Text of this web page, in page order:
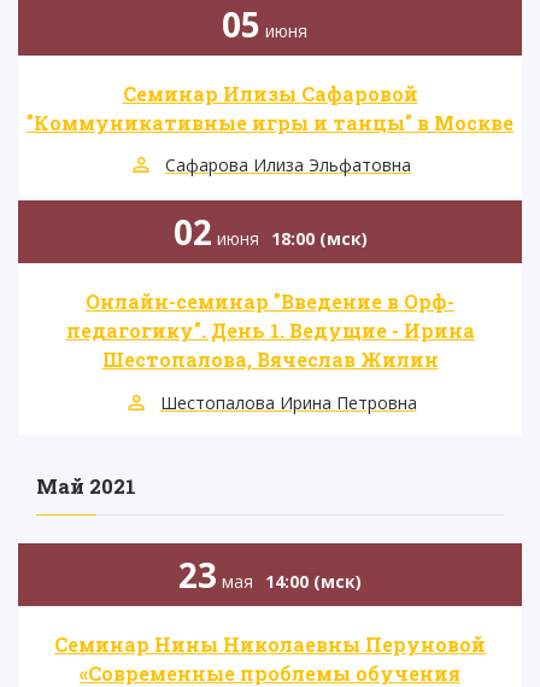
05 июня
Семинар Илизы Сафаровой
"Коммуникативные игры и танцы" в Москве
Сафарова Илиза Эльфатовна
02 июня 18:00 (мск)
Онлайн-семинар "Введение в Орф-
педагогику". День 1. Ведущие - Ирина
Шестопалова, Вячеслав Жилин
Шестопалова Ирина Петровна
Май 2021
23 мая 14:00 (мск)
Семинар Нины Николаевны Перуновой
«Современные проблемы обучения